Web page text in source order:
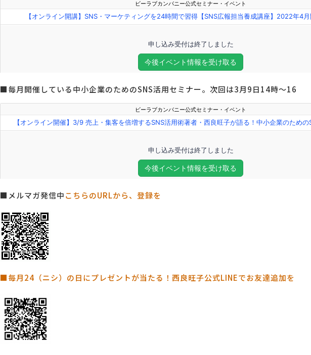
■毎月開催している中小企業のためのSNS活用セミナー。次回は3月9日14時～16
■メルマガ発信中こちらのURLから、登録を
■毎月24（ニシ）の日にプレゼントが当たる！西良旺子公式LINEでお友達追加を